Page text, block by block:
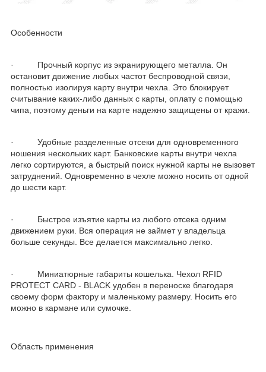
Особенности
· Прочный корпус из экранирующего металла. Он
остановит движение любых частот беспроводной связи,
полностью изолируя карту внутри чехла. Это блокирует
считывание каких-либо данных с карты, оплату с помощью
чипа, поэтому деньги на карте надежно защищены от кражи.
· Удобные разделенные отсеки для одновременного
ношения нескольких карт. Банковские карты внутри чехла
легко сортируются, а быстрый поиск нужной карты не вызовет
затруднений. Одновременно в чехле можно носить от одной
до шести карт.
· Быстрое изъятие карты из любого отсека одним
движением руки. Вся операция не займет у владельца
больше секунды. Все делается максимально легко.
· Миниатюрные габариты кошелька. Чехол RFID
PROTECT CARD - BLACK удобен в переноске благодаря
своему форм фактору и маленькому размеру. Носить его
можно в кармане или сумочке.
Область применения